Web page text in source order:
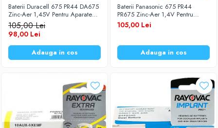
Baterii Duracell 675 PR44 DA675
Zinc-Aer 1,45V Pentru Aparate
Auditive Set 60 Baterii
105,00 Lei
98,00 Lei
Adauga in cos
Baterii Panasonic 675 PR44
PR675 Zinc-Aer 1,4V Pentru
Aparate Auditive Set 60 Baterii
105,00 Lei
Adauga in cos